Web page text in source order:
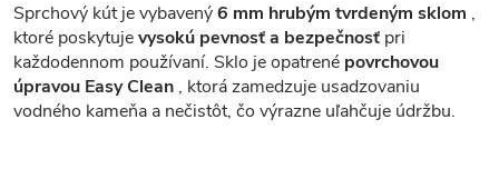
Sprchový kút je vybavený6 mm hrubým tvrdeným sklom ,
ktoré poskytujevysokú pevnosť a bezpečnosť pri
každodennom používaní. Sklo je opatrené povrchovou
úpravou Easy Clean , ktorá zamedzuje usadzovaniu
vodného kameňa a nečistôt, čo výrazne uľahčuje údržbu.